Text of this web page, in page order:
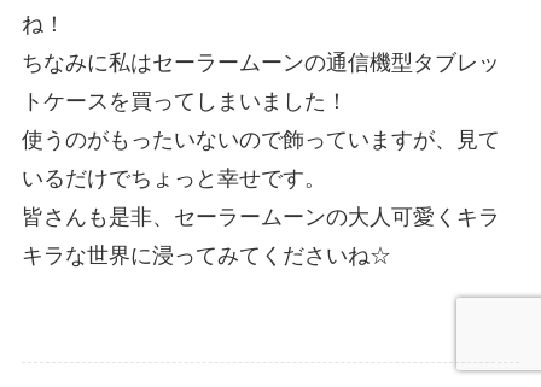
ね！
ちなみに私はセーラームーンの通信機型タブレッ
トケースを買ってしまいました！
使うのがもったいないので飾っていますが、見て
いるだけでちょっと幸せです。
皆さんも是非、セーラームーンの大人可愛くキラ
キラな世界に浸ってみてくださいね☆